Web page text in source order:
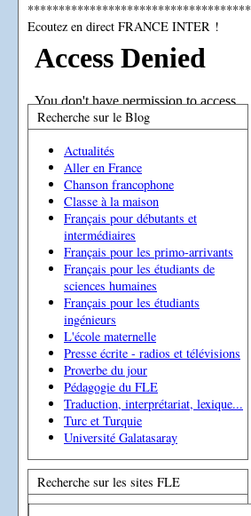
************************************
Ecoutez en direct FRANCE INTER !
Recherche sur le Blog
Actualités
Aller en France
Chanson francophone
Classe à la maison
Français pour débutants et
intermédiaires
Français pour les primo-arrivants
Français pour les étudiants de
sciences humaines
Français pour les étudiants
ingénieurs
L'école maternelle
Presse écrite - radios et télévisions
Proverbe du jour
Pédagogie du FLE
Traduction, interprétariat, lexique...
Turc et Turquie
Université Galatasaray
Recherche sur les sites FLE